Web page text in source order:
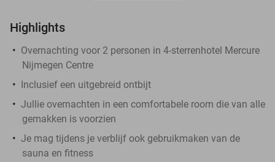
Highlights
Overnachting voor 2 personen in 4-sterrenhotel Mercure
Nijmegen Centre
Inclusief een uitgebreid ontbijt
Jullie overnachten in een comfortabele room die van alle
gemakken is voorzien
Je mag tijdens je verblijf ook gebruikmaken van de
sauna en fitness